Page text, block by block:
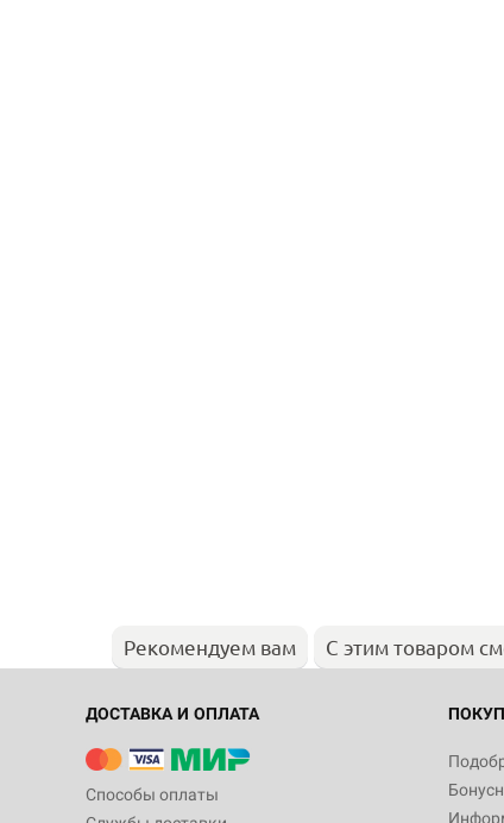
Рекомендуем вам С этим товаром
ДОСТАВКА И ОПЛАТА
Способы оплаты